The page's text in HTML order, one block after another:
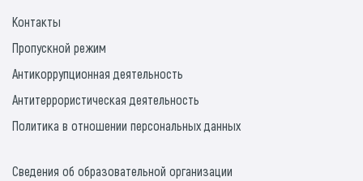
Контакты
Пропускной режим
Антикоррупционная деятельность
Антитеррористическая деятельность
Политика в отношении персональных данных
Сведения об образовательной организации